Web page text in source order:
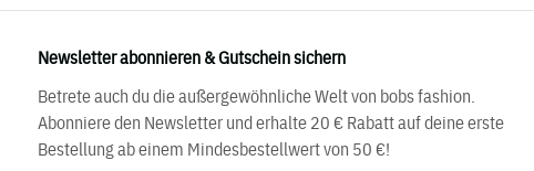
Newsletter abonnieren & Gutschein sichern
Betrete auch du die außergewöhnliche Welt von bobs fashion.
Abonniere den Newsletter und erhalte 20 € Rabatt auf deine erste
Bestellung ab einem Mindesbestellwert von 50 €!